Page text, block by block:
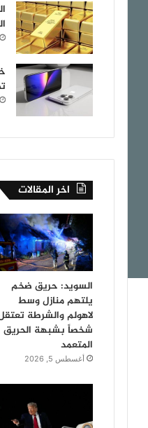
اخر المقالات
السويد: حريق ضخم
يلتهم منازل وسط
لاهولم والشرطة
شخصاً بشبهة الحريق
المتعمد
أغسطس 5, 2026